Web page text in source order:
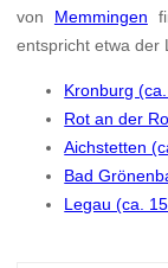
von Memmingen
entspricht etwa der
Kronburg
Rot an der
Aichstetten
Bad
Legau (ca.